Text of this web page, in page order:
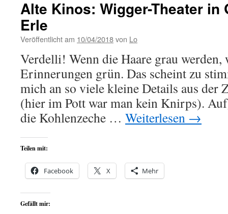
Alte Kinos: Wigger-Theater in
Erle
Veröffentlicht am 10/04/2018von Lo
Verdelli! Wenn die Haare grau werden,
Erinnerungen grün. Das scheint zu
mich an so viele kleine Details aus der
(hier im Pott war man kein Knirps).
die Kohlenzeche … Weiterlesen →
Teilen mit:
Facebook X Mehr
Gefällt mir: